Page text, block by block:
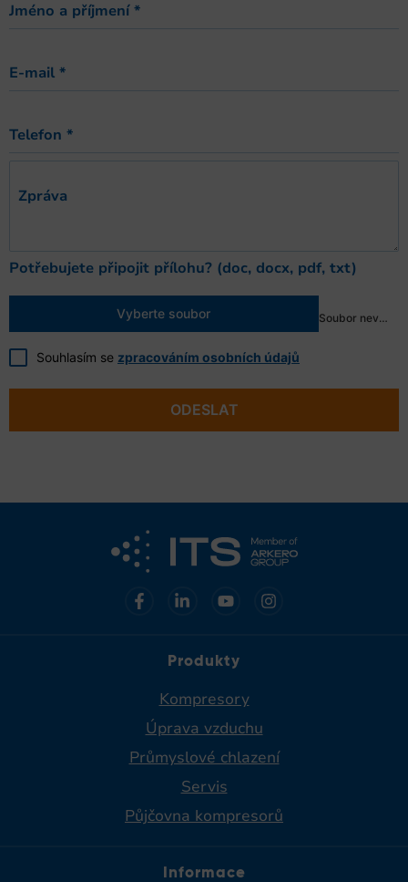
Jméno a příjmení*
E-mail *
Telefon *
Zpráva
Potřebujete připojit přílohu? (doc, docx, pdf, txt)
Vyberte soubor Soubor nevybrán
Souhlasím se zpracováním osobních údajů
ODESLAT
Produkty
Kompresory
Úprava vzduchu
Průmyslové chlazení
Servis
Půjčovna kompresorů
Informace